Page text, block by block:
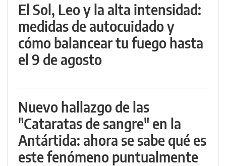
El Sol, Leo y la alta intensidad:
medidas de autocuidado y
cómo balancear tu fuego hasta
el 9 de agosto
Nuevo hallazgo de las
"Cataratas de sangre" en la
Antártida: ahora se sabe qué es
este fenómeno puntualmente